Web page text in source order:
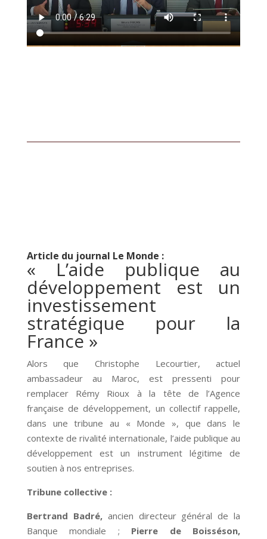
Article du journal Le Monde :
« L’aide publique au
développement est un
investissement
stratégique pour la
France »
Alors que Christophe Lecourtier, actuel
ambassadeur au Maroc, est pressenti pour
remplacer Rémy Rioux à la tête de l’Agence
française de développement, un collectif rappelle,
dans une tribune au « Monde », que dans le
contexte de rivalité internationale, l’aide publique au
développement est un instrument légitime de
soutien à nos entreprises.
Tribune collective :
Bertrand Badré,ancien directeur général de la
Banque mondiale ; Pierre de Boisséson,